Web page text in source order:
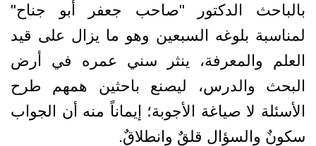
بالباحث الدكتور "صاحب جعفر أبو جناح"
لمناسبة بلوغه السبعين وهو ما يزال على قيد
العلم والمعرفة، ينثر سني عمره في أرض
البحث والدرس، ليصنع باحثين همهم طرح
الأسئلة لا صياغة الأجوبة؛ إيماناً منه أن الجواب
سكونٌ والسؤال قلقٌ وانطلاقٌ.